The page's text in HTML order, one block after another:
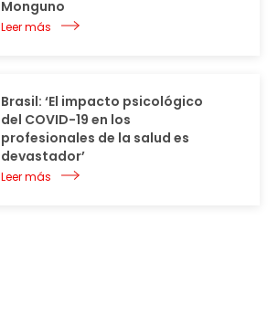
Monguno
Leer más
Brasil: ‘El impacto psicológico
del COVID-19 en los
profesionales de la salud es
devastador’
Leer más